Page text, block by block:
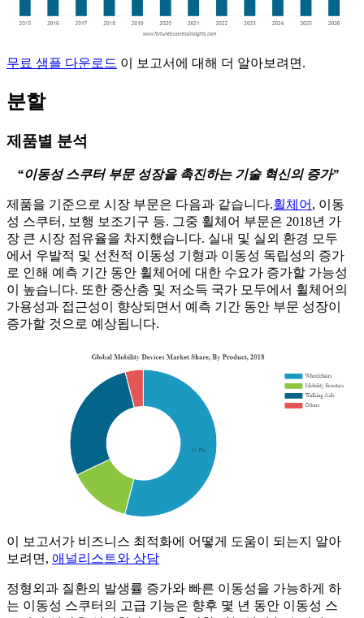
무료 샘플 다운로드 이 보고서에 대해 더 알아보려면.
분할
제품별 분석
“이동성 스쿠터 부문 성장을 촉진하는 기술 혁신의 증가”
제품을 기준으로 시장 부문은 다음과 같습니다.휠체어 , 이동
성 스쿠터, 보행 보조기구 등. 그중 휠체어 부문은 2018년 가
장 큰 시장 점유율을 차지했습니다. 실내 및 실외 환경 모두
에서 우발적 및 선천적 이동성 기형과 이동성 독립성의 증가
로 인해 예측 기간 동안 휠체어에 대한 수요가 증가할 가능성
이 높습니다. 또한 중산층 및 저소득 국가 모두에서 휠체어의
가용성과 접근성이 향상되면서 예측 기간 동안 부문 성장이
증가할 것으로 예상됩니다.
이 보고서가 비즈니스 최적화에 어떻게 도움이 되는지 알아
보려면, 애널리스트와 상담
정형외과 질환의 발생률 증가와 빠른 이동성을 가능하게 하
는 이동성 스쿠터의 고급 기능은 향후 몇 년 동안 이동성 스